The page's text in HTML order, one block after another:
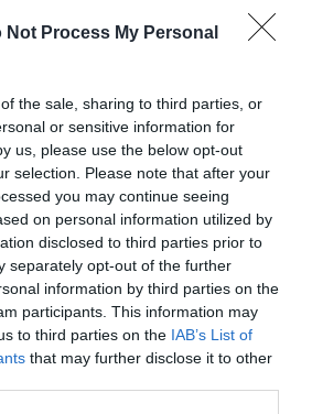
Not Process My Personal
the sale, sharing to third parties, or
or sensitive information for
us, please use the below opt-out
selection. Please note that after your
you may continue seeing
on personal information utilized by
disclosed to third parties prior to
separately opt-out of the further
information by third parties on the
participants. This information may
to third parties on the IAB’s List of
that may further disclose it to other